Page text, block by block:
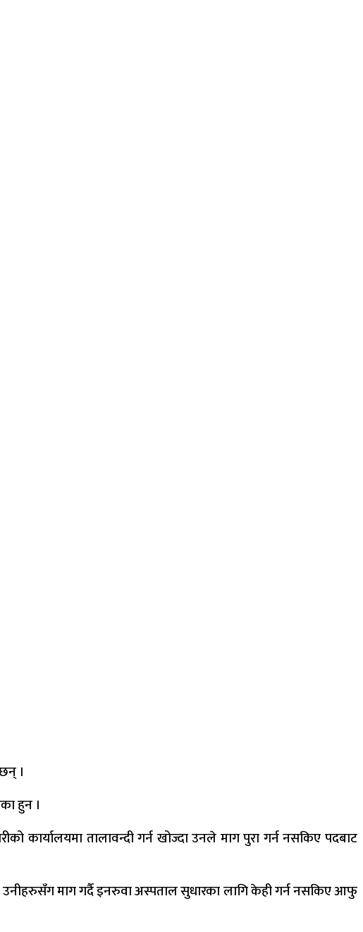
।
हुन ।
कार्यालयमा तालावन्दी गर्न खोज्दा उनले माग पुरा गर्न नसकिए पदबाट
माग गर्दै इनरुवा अस्पताल सुधारका लागि केही गर्न नसकिए आफु